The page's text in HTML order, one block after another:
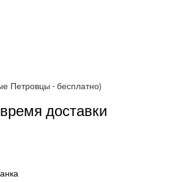
- бесплатно)
доставки